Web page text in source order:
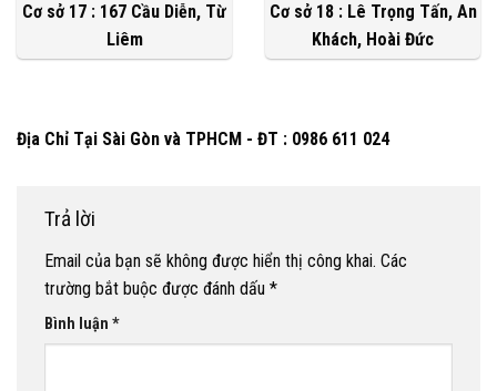
Cơ sở 17 : 167 Cầu Diễn, Từ
Liêm
Cơ sở 18 : Lê Trọng Tấn, An
Khách, Hoài Đức
Địa Chỉ Tại Sài Gòn và TPHCM - ĐT : 0986 611 024
Trả lời
Email của bạn sẽ không được hiển thị công khai. Các
trường bắt buộc được đánh dấu *
Bình luận *